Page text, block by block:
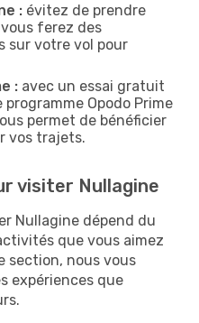
: évitez de prendre
ferez des
sur votre vol pour
: avec un essai gratuit
Opodo Prime
permet de bénéficier
vos trajets.
visiter Nullagine
Nullagine dépend du
que vous aimez
section, nous vous
expériences que